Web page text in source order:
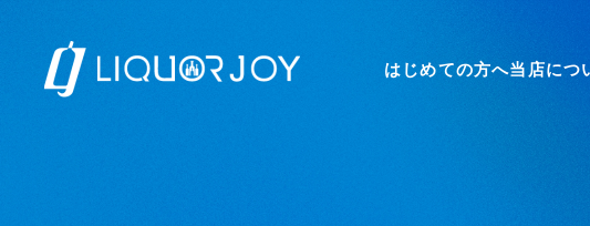
はじめての方へ当店につ